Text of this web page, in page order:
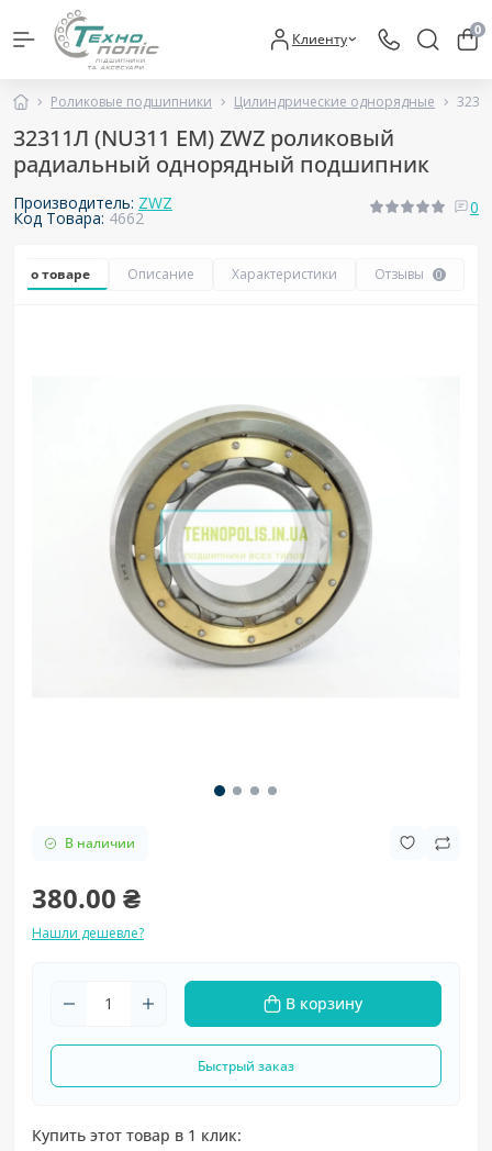
Клиенту 0
Роликовые подшипники Цилиндрические однорядные
32311Л (NU311 EM) ZWZ роликовый
радиальный однорядный подшипник
Производитель: ZWZ
Код Товара: 4662
0
Все о товаре Описание Характеристики Отзывы 0
В наличии
380.00 ₴
Нашли дешевле?
В корзину
Быстрый заказ
Купить этот товар в 1 клик: